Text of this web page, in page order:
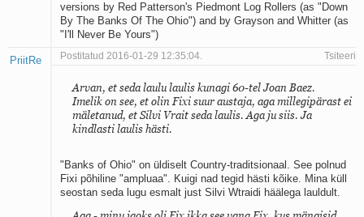
versions by Red Patterson's Piedmont Log Rollers (as "Down
By The Banks Of The Ohio") and by Grayson and Whitter (as
"I'll Never Be Yours")
PriitRe Postitatud 2016-01-29 12:35:04. Tsiteeri
Arvan, et seda laulu laulis kunagi 60-tel Joan Baez.
Imelik on see, et olin Fixi suur austaja, aga millegipärast ei
mäletanud, et Silvi Vrait seda laulis. Aga ju siis. Ja
kindlasti laulis hästi.
"Banks of Ohio" on üldiselt Country-traditsionaal. See polnud
Fixi põhiline "ampluaa". Kuigi nad tegid hästi kõike. Mina küll
seostan seda lugu esmalt just Silvi Wtraidi häälega lauldult.